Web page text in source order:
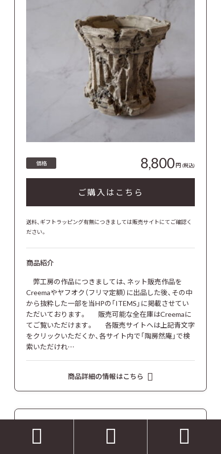
価格 8,800円 (税込)
ご購入はこちら
送料、ギフトラッピング有無につきましては販売サイトにてご確認く
ださい。
商品紹介
弊工房の作品につきましては、ネット販売作品を
Creemaやヤフオク（フリマ定額）に出品した後、その中
から抜粋した一部を当HPの「ITEMS」に掲載させてい
ただいております。 販売可能な全在庫はCreemaに
てご覧いただけます。 各販売サイトへは上記青文字
をクリックいただくか、各サイト内で「陶房然庵」で検
索いただけれ…
商品詳細の情報はこちら
植木鉢・鉢台・鉢皿
3号墨流し白砂岩鉢458 塊根植
  